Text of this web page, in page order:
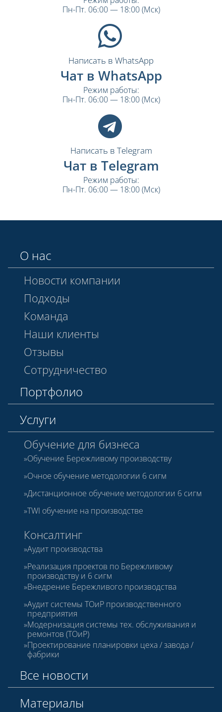
Пн-Пт. 06:00 — 18:00 (Мск)
Написать в WhatsApp
Чат в WhatsApp
Режим работы:
Пн-Пт. 06:00 — 18:00 (Мск)
Написать в Telegram
Чат в Telegram
Режим работы:
Пн-Пт. 06:00 — 18:00 (Мск)
О нас
Новости компании
Подходы
Команда
Наши клиенты
Отзывы
Сотрудничество
Портфолио
Услуги
Обучение для бизнеса
Обучение Бережливому производству
Очное обучение методологии 6 сигм
Дистанционное обучение методологии 6 сигм
TWI обучение на производстве
Консалтинг
Аудит производства
Реализация проектов по Бережливому
производству и 6 сигм
Внедрение Бережливого производства
Аудит системы ТОиР производственного
предприятия
Модернизация системы тех. обслуживания и
ремонтов (ТОиР)
Проектирование планировки цеха / завода /
фабрики
Все новости
Материалы